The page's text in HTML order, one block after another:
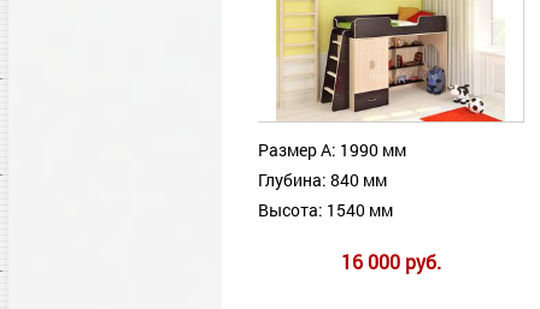
Размер А: 1990 мм
Глубина: 840 мм
Высота: 1540 мм
16 000 руб.